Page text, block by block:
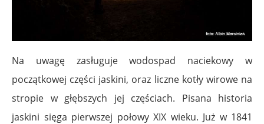
Na uwagę zasługujewodospad naciekowy w
początkowej części jaskini, oraz liczne kotły wirowe na
stropie w głębszych jej częściach. Pisana historia
jaskini sięga pierwszej połowy XIX wieku. Już w 1841